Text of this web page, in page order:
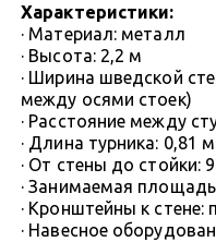
Характеристики:
· Материал: металл
· Высота: 2,2 м
· Ширина шведской
между осями стоек)
· Расстояние между
· Длина турника: 0,81 м
· От стены до стойки:
· Занимаемая
· Кронштейны к стене:
· Навесное